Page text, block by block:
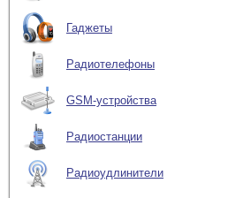
Гаджеты
Радиотелефоны
GSM-устройства
Радиостанции
Радиоудлинители